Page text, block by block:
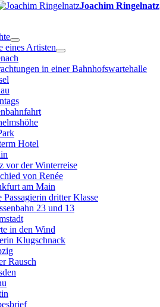
Joachim Ringelnatz
eines Artisten
in einer Bahnhofswartehalle
Hotel
vor der Winterreise
von Renée
am Main
Passagierin dritter Klasse
23 und 13
in den Wind
Klugschnack
Rausch